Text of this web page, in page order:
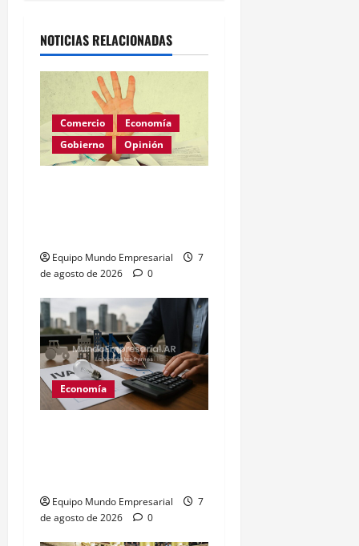
NOTICIAS RELACIONADAS
Comercio
Economía
Gobierno
Opinión
Equipo Mundo Empresarial
7
de agosto de 2026
0
Economía
Equipo Mundo Empresarial
7
de agosto de 2026
0